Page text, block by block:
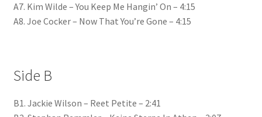
A7. Kim Wilde –You Keep Me Hangin’ On – 4:15
A8. Joe Cocker– Now That You’re Gone – 4:15
Side B
B1. Jackie Wilson – Reet Petite – 2:41